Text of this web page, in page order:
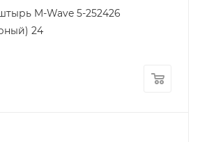
M-Wave 5-252426
24